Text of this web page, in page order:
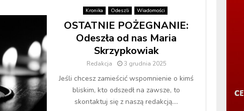
Kronika Odeszli Wiadomości
OSTATNIE POŻEGNANIE:
Odeszła od nas Maria
Skrzypkowiak
Redakcja 3 grudnia 2025
Jeśli chcesz zamieścić wspomnienie o kimś
bliskim, kto odszedł na zawsze, to
skontaktuj się z naszą redakcją....